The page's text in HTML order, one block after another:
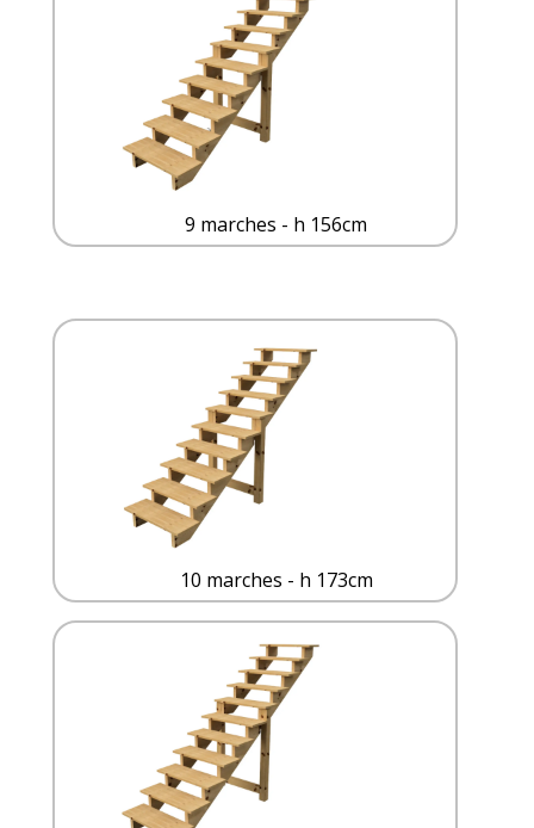
9 marches - h 156cm
10 marches - h 173cm